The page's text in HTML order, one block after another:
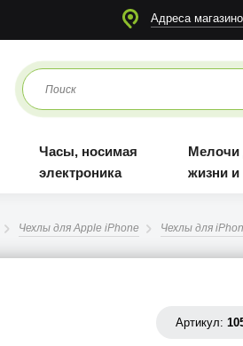
Адреса
Часы, носимая
электроника
Мелочи
жизни
Чехлы для Apple iPhone Чехлы для
Артикул: